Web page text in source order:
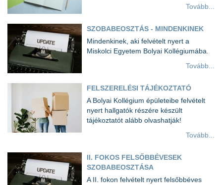
Tovább...
SZOBABEOSZTÁS - MINDENKINEK
Mindenkinek, aki felvételt nyert a
Miskolci Egyetem Bolyai Kollégiumába.
Tovább...
FELSZERELÉSI TÁJÉKOZTATÓ
A Bolyai Kollégium épületeibe felvételt
nyert hallgatók részére készült
tájékoztatót alább olvashatják!
Tovább...
II. FOKOS FELSŐBBÉVESEK
SZOBABEOSZTÁSA
A II. fokon felvételt nyert felsőbbéves